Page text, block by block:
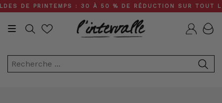
Skip
to
content
DE PRINTEMPS : 30 À 50 % DE RÉDUCTION SUR TOUT
Recherche